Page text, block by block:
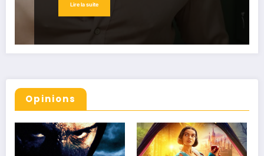
Lire la suite
Opinions